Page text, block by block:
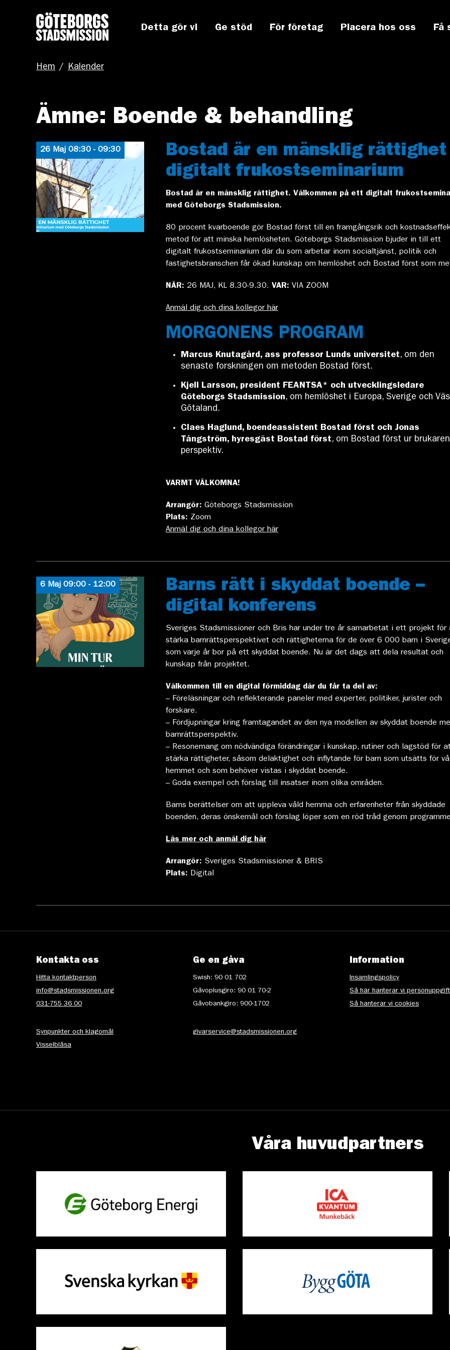
Detta gör vi Ge stöd För företag Placera hos oss Få
Hem / Kalender
Ämne: Boende & behandling
26 Maj 08:30 - 09:30
Bostad är en mänsklig rättighet
digitalt frukostseminarium
Bostad är en mänsklig rättighet. Välkommen på ett digitalt
med Göteborgs Stadsmission.
80 procent kvarboende gör Bostad först till en framgångsrik och
metod för att minska hemlösheten. Göteborgs Stadsmission bjuder in till ett
digitalt frukostseminarium där du som arbetar inom socialtjänst, politik och
fastighetsbranschen får ökad kunskap om hemlöshet och Bostad först som
NÄR: 26 MAJ, KL 8.30-9.30. VAR: VIA ZOOM
Anmäl dig och dina kollegor här
MORGONENS PROGRAM
Marcus Knutagård, ass professor Lunds universitet, om den
senaste forskningen om metoden Bostad först.
Kjell Larsson, president FEANTSA* och utvecklingsledare
Göteborgs Stadsmission, om hemlöshet i Europa, Sverige och
Götaland.
Claes Haglund, boendeassistent Bostad först och Jonas
Tångström, hyresgäst Bostad först, om Bostad först ur
perspektiv.
VARMT VÄLKOMNA!
Arrangör: Göteborgs Stadsmission
Plats: Zoom
Anmäl dig och dina kollegor här
6 Maj 09:00 - 12:00
Barns rätt i skyddat boende –
digital konferens
Sveriges Stadsmissioner och Bris har under tre år samarbetat i ett projekt för
stärka barnrättsperspektivet och rättigheterna för de över 6 000 barn i
som varje år bor på ett skyddat boende. Nu är det dags att dela resultat och
kunskap från projektet.
Välkommen till en digital förmiddag där du får ta del av:
– Föreläsningar och reflekterande paneler med experter, politiker, jurister och
forskare.
– Fördjupningar kring framtagandet av den nya modellen av skyddat boende
barnrättsperspektiv.
– Resonemang om nödvändiga förändringar i kunskap, rutiner och lagstöd för
stärka rättigheter, såsom delaktighet och inflytande för barn som utsätts för
hemmet och som behöver vistas i skyddat boende.
– Goda exempel och förslag till insatser inom olika områden.
Barns berättelser om att uppleva våld hemma och erfarenheter från skyddade
boenden, deras önskemål och förslag löper som en röd tråd genom
Läs mer och anmäl dig här
Arrangör: Sveriges Stadsmissioner & BRIS
Plats: Digital
Kontakta oss
Hitta kontaktperson
info@stadsmissionen.org
031-755 36 00
Synpunkter och klagomål
Visselblåsa
Ge en gåva
Swish: 90 01 702
Gåvoplusgiro: 90 01 70-2
Gåvobankgiro: 900-1702
givarservice@stadsmissionen.org
Information
Insamlingspolicy
Så här hanterar vi
Så hanterar vi cookies
Våra huvudpartners